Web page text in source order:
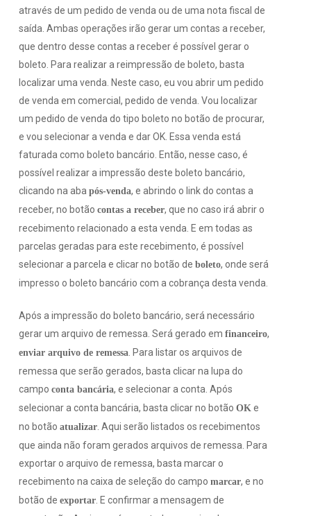
através de um pedido de venda ou de uma nota fiscal de
saída. Ambas operações irão gerar um contas a receber,
que dentro desse contas a receber é possível gerar o
boleto. Para realizar a reimpressão de boleto, basta
localizar uma venda. Neste caso, eu vou abrir um pedido
de venda em comercial, pedido de venda. Vou localizar
um pedido de venda do tipo boleto no botão de procurar,
e vou selecionar a venda e dar OK. Essa venda está
faturada como boleto bancário. Então, nesse caso, é
possível realizar a impressão deste boleto bancário,
clicando na aba pós-venda, e abrindo o link do contas a
receber, no botão contas a receber, que no caso irá abrir o
recebimento relacionado a esta venda. E em todas as
parcelas geradas para este recebimento, é possível
selecionar a parcela e clicar no botão de boleto, onde será
impresso o boleto bancário com a cobrança desta venda.
Após a impressão do boleto bancário, será necessário
gerar um arquivo de remessa. Será gerado em financeiro,
enviar arquivo de remessa . Para listar os arquivos de
remessa que serão gerados, basta clicar na lupa do
campo conta bancária, e selecionar a conta. Após
selecionar a conta bancária, basta clicar no botão OK e
no botão atualizar. Aqui serão listados os recebimentos
que ainda não foram gerados arquivos de remessa. Para
exportar o arquivo de remessa, basta marcar o
recebimento na caixa de seleção do campo marcar, e no
botão de exportar. E confirmar a mensagem de